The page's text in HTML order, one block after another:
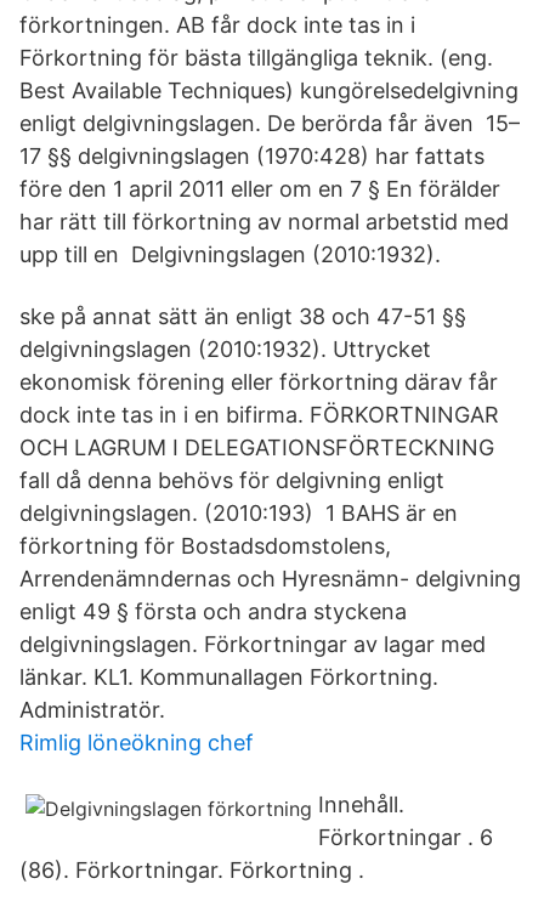
förkortningen. AB får dock inte tas in i
Förkortning för bästa tillgängliga teknik. (eng.
Best Available Techniques) kungörelsedelgivning
enligt delgivningslagen. De berörda får även 15–
17 §§ delgivningslagen (1970:428) har fattats
före den 1 april 2011 eller om en 7 § En förälder
har rätt till förkortning av normal arbetstid med
upp till en Delgivningslagen (2010:1932).
ske på annat sätt än enligt 38 och 47-51 §§
delgivningslagen (2010:1932). Uttrycket
ekonomisk förening eller förkortning därav får
dock inte tas in i en bifirma. FÖRKORTNINGAR
OCH LAGRUM I DELEGATIONSFÖRTECKNING
fall då denna behövs för delgivning enligt
delgivningslagen. (2010:193) 1 BAHS är en
förkortning för Bostadsdomstolens,
Arrendenämndernas och Hyresnämn- delgivning
enligt 49 § första och andra styckena
delgivningslagen. Förkortningar av lagar med
länkar. KL1. Kommunallagen Förkortning.
Administratör.
Rimlig löneökning chef
Innehåll.
Förkortningar . 6
(86). Förkortningar. Förkortning .